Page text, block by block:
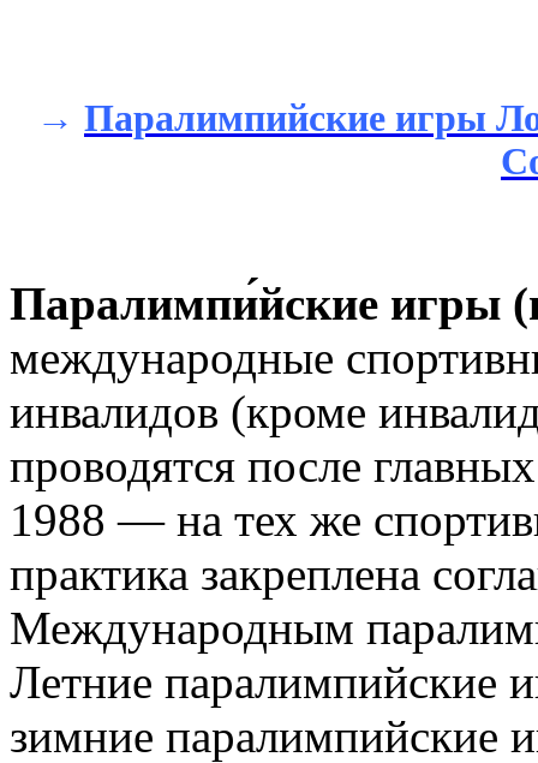
→ Паралимпийские игры
Паралимпи́йские игры
международные
инвалидов (кроме
проводятся после
1988 — на тех же
практика закреплена
Международным
Летние паралимпийские
зимние паралимпийские